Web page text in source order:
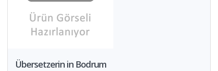
Übersetzerin in Bodrum